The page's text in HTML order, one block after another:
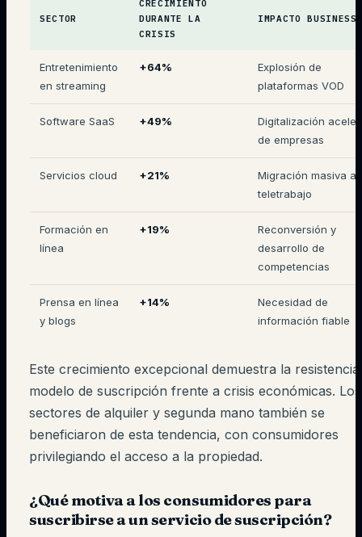
SECTOR
CRECIMIENTO
DURANTE LA
CRISIS
IMPACTO BUSINESS
Entretenimiento
en streaming
+64%
Explosión de
plataformas VOD
Software SaaS +49%
Digitalización
de empresas
Servicios cloud +21%
Migración masiva al
teletrabajo
Formación en
línea
+19%
Reconversión y
desarrollo de
competencias
Prensa en línea
y blogs
+14%
Necesidad de
información fiable
Este crecimiento excepcional demuestra la
modelo de suscripción frente a crisis económicas. Los
sectores de alquiler y segunda mano también se
beneficiaron de esta tendencia, con consumidores
privilegiando el acceso a la propiedad.
¿Qué motiva a los consumidores para
suscribirse a un servicio de suscripción?